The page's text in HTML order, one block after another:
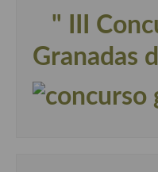
" III
Granadas